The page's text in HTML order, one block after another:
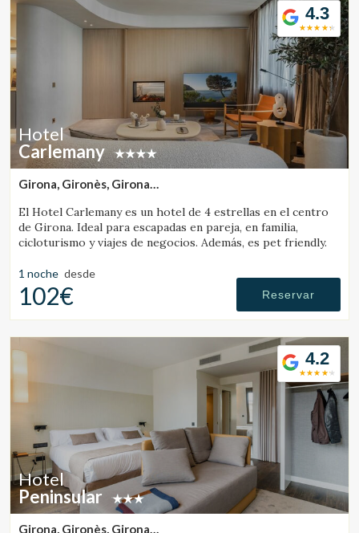
4.3
Hotel
Carlemany
Girona, Gironès, Girona
El Hotel Carlemany es un hotel de 4 estrellas en el centro
de Girona. Ideal para escapadas en pareja, en familia,
cicloturismo y viajes de negocios. Además, es pet friendly.
1 noche desde
102€ Reservar
4.2
Hotel
Peninsular
Girona, Gironès, Girona